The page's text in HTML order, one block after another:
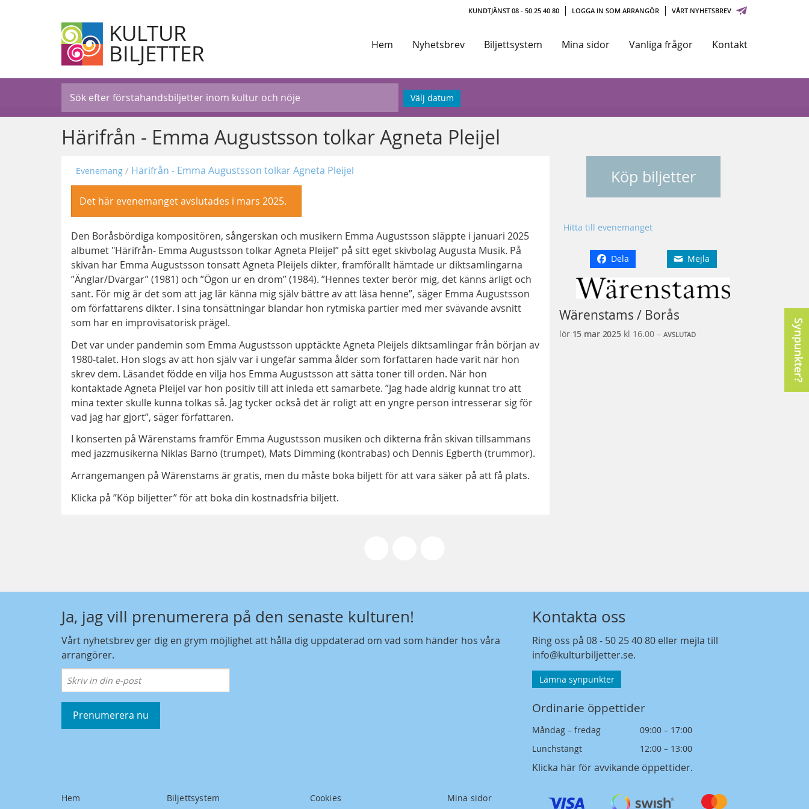
KUNDTJÄNST 08 - 50 25 40 80 LOGGA IN SOM ARRANGÖR VÅRT NYHETSBREV
KULTUR
BILJETTER Hem Nyhetsbrev Biljettsystem Mina sidor Vanliga frågor Kontakt
Välj datum
Härifrån - Emma Augustsson tolkar Agneta Pleijel
Köp biljetter
Hitta till evenemanget
Dela Mejla
Wärenstams / Borås
lör 15 mar 2025kl 16.00 – AVSLUTAD
Evenemang Härifrån - Emma Augustsson tolkar Agneta Pleijel
Det här evenemanget avslutades i mars 2025.
Den Boråsbördiga kompositören, sångerskan och musikern Emma Augustsson släppte i januari 2025
albumet "Härifrån- Emma Augustsson tolkar Agneta Pleijel” på sitt eget skivbolag Augusta Musik. På
skivan har Emma Augustsson tonsatt Agneta Pleijels dikter, framförallt hämtade ur diktsamlingarna
”Änglar/Dvärgar” (1981) och ”Ögon ur en dröm” (1984). ”Hennes texter berör mig, det känns ärligt och
sant. För mig är det som att jag lär känna mig själv bättre av att läsa henne”, säger Emma Augustsson
om författarens dikter. I sina tonsättningar blandar hon rytmiska partier med mer svävande avsnitt
som har en improvisatorisk prägel.
Det var under pandemin som Emma Augustsson upptäckte Agneta Pleijels diktsamlingar från början av
1980-talet. Hon slogs av att hon själv var i ungefär samma ålder som författaren hade varit när hon
skrev dem. Läsandet födde en vilja hos Emma Augustsson att sätta toner till orden. När hon
kontaktade Agneta Pleijel var hon positiv till att inleda ett samarbete. ”Jag hade aldrig kunnat tro att
mina texter skulle kunna tolkas så. Jag tycker också det är roligt att en yngre person intresserar sig för
vad jag har gjort”, säger författaren.
I konserten på Wärenstams framför Emma Augustsson musiken och dikterna från skivan tillsammans
med jazzmusikerna Niklas Barnö (trumpet), Mats Dimming (kontrabas) och Dennis Egberth (trummor).
Arrangemangen på Wärenstams är gratis, men du måste boka biljett för att vara säker på att få plats.
Klicka på ”Köp biljetter” för att boka din kostnadsfria biljett.
Ja, jag vill prenumerera på den senaste kulturen!
Vårt nyhetsbrev ger dig en grym möjlighet att hålla dig uppdaterad om vad som händer hos våra
arrangörer.
Prenumerera nu
Kontakta oss
Ring oss på08 - 50 25 40 80 eller mejla till
info@kulturbiljetter.se.
Lämna synpunkter
Ordinarie öppettider
Måndag – fredag
09:00 – 17:00
Lunchstängt
12:00 – 13:00
Klicka här för avvikande öppettider.
Hem Biljettsystem Cookies Mina sidor
Synpunkter?